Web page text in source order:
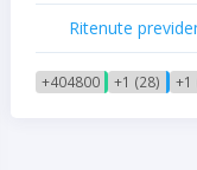
Ritenute
+404800 +1 (28) +1